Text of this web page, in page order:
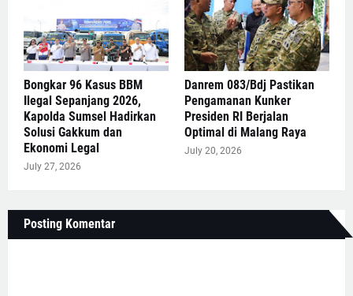
Bongkar 96 Kasus BBM
Ilegal Sepanjang 2026,
Kapolda Sumsel Hadirkan
Solusi Gakkum dan
Ekonomi Legal
July 27, 2026
Danrem 083/Bdj Pastikan
Pengamanan Kunker
Presiden RI Berjalan
Optimal di Malang Raya
July 20, 2026
Posting Komentar